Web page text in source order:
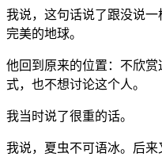
我说，这句话说了跟没说
完美的地球。
他回到原来的位置：不欣
式，也不想讨论这个人。
我当时说了很重的话。
我说，夏虫不可语冰。后